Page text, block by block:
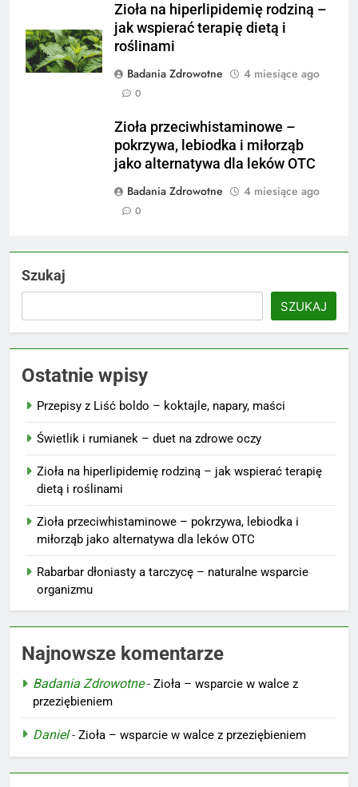
Zioła na hiperlipidemię rodziną –
jak wspierać terapię dietą i
roślinami
Badania Zdrowotne
4 miesiące ago
0
Zioła przeciwhistaminowe –
pokrzywa, lebiodka i miłorząb
jako alternatywa dla leków OTC
Badania Zdrowotne
4 miesiące ago
0
Szukaj
SZUKAJ
Ostatnie wpisy
Przepisy z Liść boldo – koktajle, napary, maści
Świetlik i rumianek – duet na zdrowe oczy
Zioła na hiperlipidemię rodziną – jak wspierać terapię
dietą i roślinami
Zioła przeciwhistaminowe – pokrzywa, lebiodka i
miłorząb jako alternatywa dla leków OTC
Rabarbar dłoniasty a tarczycę – naturalne wsparcie
organizmu
Najnowsze komentarze
Badania Zdrowotne- Zioła – wsparcie w walce z
przeziębieniem
Daniel- Zioła – wsparcie w walce z przeziębieniem